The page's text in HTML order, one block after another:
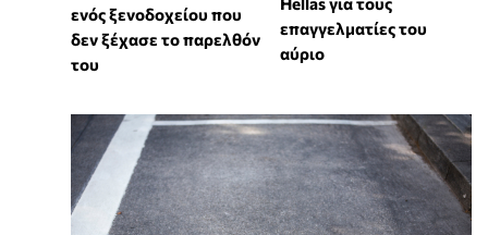
ενός ξενοδοχείου που
δεν ξέχασε το παρελθόν
του
επαγγελματίες του
αύριο